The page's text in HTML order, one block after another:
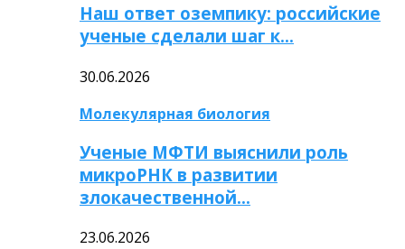
Наш ответ оземпику: российские
ученые сделали шаг к…
30.06.2026
Молекулярная биология
Ученые МФТИ выяснили роль
микроРНК в развитии
злокачественной…
23.06.2026